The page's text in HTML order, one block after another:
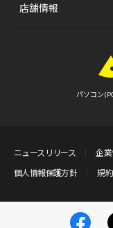
店舗情報
パソコン
ニュースリリース 企
個人情報保護方針
規約